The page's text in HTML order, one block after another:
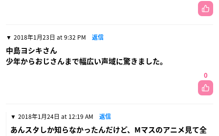
2018年1月23日 at 9:32 PM 返信
中島ヨシキさん
少年からおじさんまで幅広い声域に驚きました。
0
2018年1月24日 at 12:19 AM 返信
あんスタしか知らなかったんだけど、Mマスのアニメ見て全